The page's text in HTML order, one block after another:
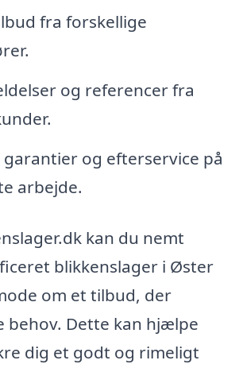
fra forskellige
og referencer fra
garantier og efterservice på
arbejde.
kan du nemt
blikkenslager i Øster
om et tilbud, der
behov. Dette kan hjælpe
dig et godt og rimeligt